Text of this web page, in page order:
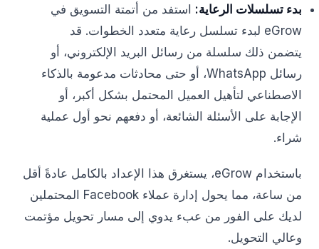
بدء تسلسلات الرعاية: استفد من أتمتة التسويق في
eGrow لبدء تسلسل رعاية متعدد الخطوات. قد
يتضمن ذلك سلسلة من رسائل البريد الإلكتروني، أو
رسائل WhatsApp، أو حتى محادثات مدعومة بالذكاء
الاصطناعي لتأهيل العميل المحتمل بشكل أكبر، أو
الإجابة على الأسئلة الشائعة، أو دفعهم نحو أول عملية
شراء.
باستخدام eGrow، يستغرق هذا الإعداد بالكامل عادةً أقل
من ساعة، مما يحول إدارة عملاء Facebook المحتملين
لديك على الفور من عبء يدوي إلى مسار تحويل مؤتمت
وعالي التحويل.